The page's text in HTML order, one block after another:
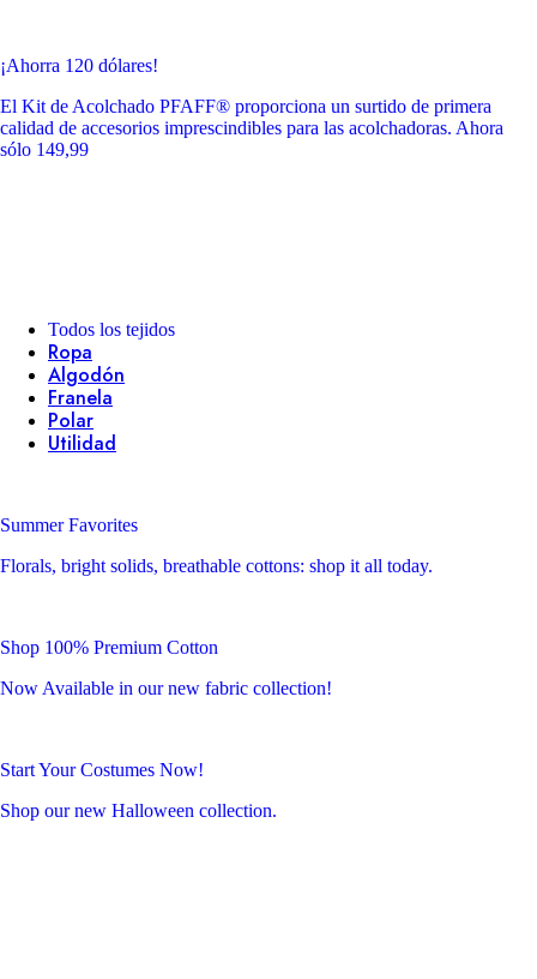
¡Ahorra 120 dólares!
El Kit de Acolchado PFAFF® proporciona un surtido de primera
calidad de accesorios imprescindibles para las acolchadoras. Ahora
sólo 149,99
Todos los tejidos
Ropa
Algodón
Franela
Polar
Utilidad
Summer Favorites
Florals, bright solids, breathable cottons: shop it all today.
Shop 100% Premium Cotton
Now Available in our new fabric collection!
Start Your Costumes Now!
Shop our new Halloween collection.